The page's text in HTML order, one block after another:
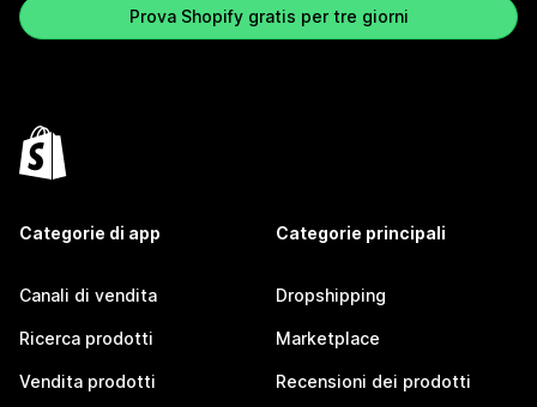
Prova Shopify gratis per tre giorni
Categorie di app
Canali di vendita
Ricerca prodotti
Vendita prodotti
Categorie principali
Dropshipping
Marketplace
Recensioni dei prodotti